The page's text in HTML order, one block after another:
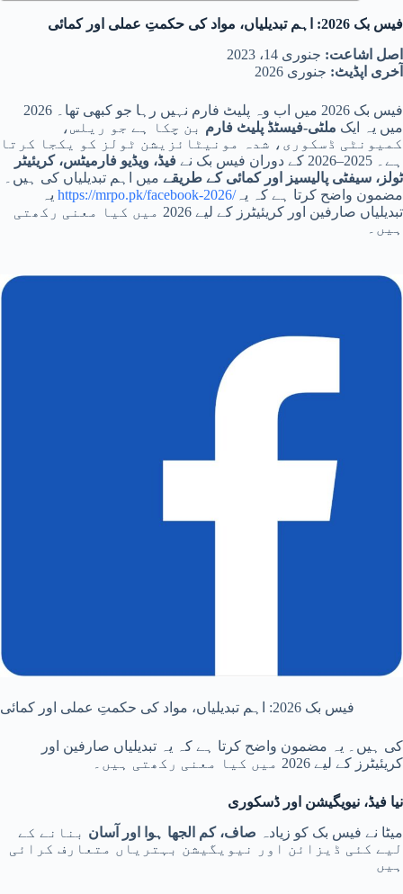
فیس بک 2026: اہم تبدیلیاں، مواد کی حکمتِ عملی اور کمائی
اصل اشاعت: جنوری 14، 2023
آخری اپڈیٹ: جنوری 2026
فیس بک 2026 میں اب وہ پلیٹ فارم نہیں رہا جو کبھی تھا۔ 2026
میں یہ ایک ملٹی‑فیسٹڈ پلیٹ فارم بن چکا ہے جو ریلس،
کمیونٹی ڈسکوری، شدہ مونیٹائزیشن ٹولز کو یکجا کرتا
ہے۔ 2025–2026 کے دوران فیس بک نے
فیڈ، ویڈیو فارمیٹس، کریئیٹر
ٹولز، سیفٹی پالیسیز اور کمائی کے طریقے میں اہم تبدیلیاں کی ہیں۔
https://mrpo.pk/facebook-2026/مضمون واضح کرتا ہے کہ یہ
تبدیلیاں صارفین اور کریئیٹرز کے لیے 2026 میں کیا معنی رکھتی
ہیں۔
فیس بک 2026: اہم تبدیلیاں، مواد کی حکمتِ عملی اور کمائی
کی ہیں۔ یہ مضمون واضح کرتا ہے کہ یہ تبدیلیاں صارفین اور
کریئیٹرز کے لیے 2026 میں کیا معنی رکھتی ہیں۔
نیا فیڈ، نیویگیشن اور ڈسکوری
میٹا نے فیس بک کو زیادہ صاف، کم الجھا ہوا اور آسان بنانے کے
لیے کئی ڈیزائن اور نیویگیشن بہتریاں متعارف کرائی
ہیں